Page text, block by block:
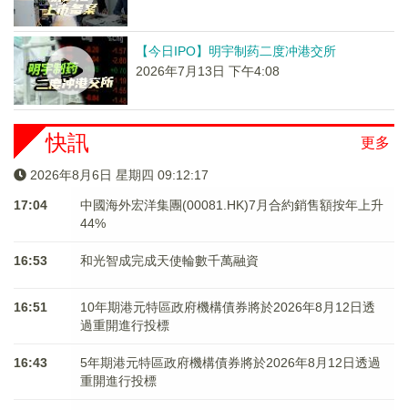
【今日IPO】明宇制药二度冲港交所
2026年7月13日 下午4:08
更多
快訊
2026年8月6日 星期四 09:12:17
17:04
中國海外宏洋集團(00081.HK)7月合約銷售額按年上升
44%
16:53 和光智成完成天使輪數千萬融資
16:51
10年期港元特區政府機構債券將於2026年8月12日透
過重開進行投標
16:43
5年期港元特區政府機構債券將於2026年8月12日透過
重開進行投標